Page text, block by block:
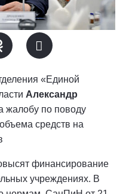
«Единой
Александр
жалобу по поводу
средств на
финансирование
учреждениях. В